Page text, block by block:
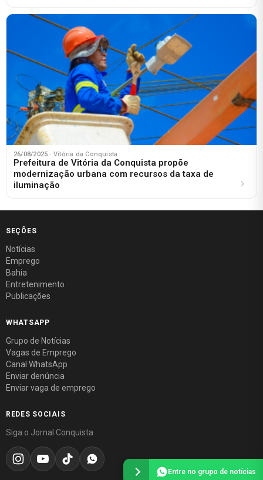
26/08/2025 · Vitória da Conquista
Prefeitura de Vitória da Conquista propõe
modernização urbana com recursos da taxa de
iluminação
SEÇÕES
Notícias
Emprego
Bahia
Entretenimento
Publicações
WHATSAPP
Grupo de Notícias
Vagas de Emprego
Canal WhatsApp
Enviar denúncia
Enviar vaga de emprego
REDES SOCIAIS
Siga o Jornal Conquista
Entre no grupo de notícias